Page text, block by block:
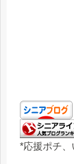
*応援ポチ、